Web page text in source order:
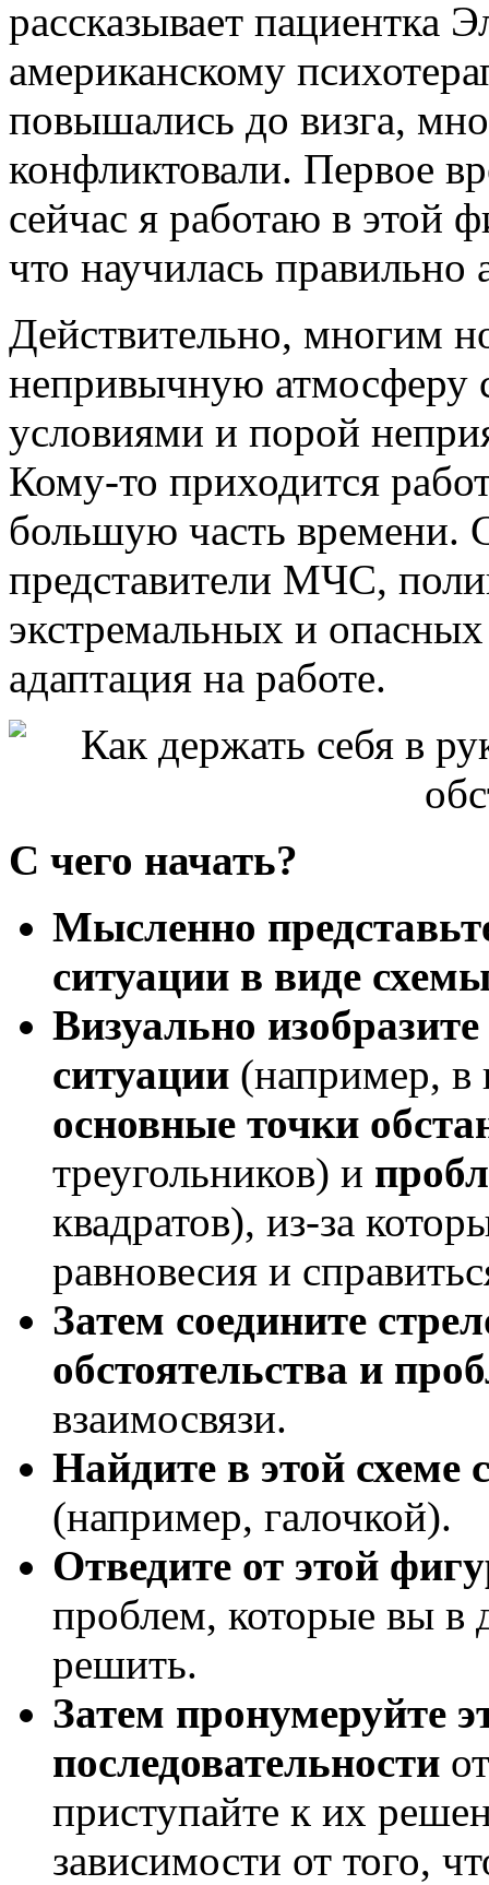
рассказывает пациентка
американскому
повышались до визга,
конфликтовали. Первое
сейчас я работаю в этой
что научилась правильно
Действительно, многим
непривычную
условиями и порой
Кому-то приходится
большую часть времени.
представители МЧС,
экстремальных и
адаптация на работе.
С чего начать?
Мысленно
ситуации в виде
Визуально
ситуации (например, в
основные точки
треугольников) и
квадратов), из-за
равновесия и
Затем соедините
обстоятельства и
взаимосвязи.
Найдите в этой схеме
(например, галочкой).
Отведите от этой
проблем, которые вы
решить.
Затем пронумеруйте
последовательности
приступайте к их
зависимости от того,